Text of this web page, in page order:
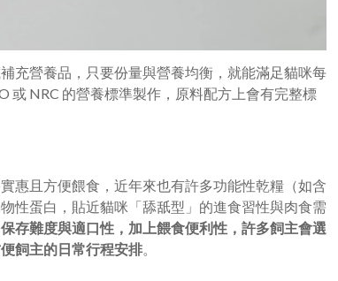
充營養品，只要份量與營養均衡，就能滿足貓咪每
或 NRC 的營養標準製作，原料配方上會有完整標
惠且方便餵食，近年來也有許多功能性乾糧（如含
性蛋白，貼近貓咪「舔舐型」的進食習性與肉食需
存難度與適口性，加上餵食便利性，許多飼主會選
飼主的日常行程安排